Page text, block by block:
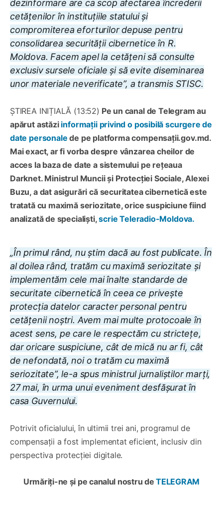
dezinformare are ca scop afectarea încrederii
cetățenilor în instituțiile statului și
compromiterea eforturilor depuse pentru
consolidarea securității cibernetice în R.
Moldova. Facem apel la cetățeni să consulte
exclusiv sursele oficiale și să evite diseminarea
unor materiale neverificate”, a transmis STISC.
ȘTIREA INIȚIALĂ (13:52) Pe un canal de Telegram au
apărut astăzi informații privind o posibilă scurgere de
date personale de pe platforma compensații.gov.md.
Mai exact, ar fi vorba despre vânzarea cheilor de
acces la baza de date a sistemului pe rețeaua
Darknet. Ministrul Muncii și Protecției Sociale, Alexei
Buzu, a dat asigurări că securitatea cibernetică este
tratată cu maximă seriozitate, orice suspiciune fiind
analizată de specialiști,scrie Teleradio-Moldova.
„În primul rând, nu știm dacă au fost publicate. În
al doilea rând, tratăm cu maximă seriozitate și
implementăm cele mai înalte standarde de
securitate cibernetică în ceea ce privește
protecția datelor caracter personal pentru
cetățenii noștri. Avem mai multe protocoale în
acest sens, pe care le respectăm cu strictețe,
dar oricare suspiciune, cât de mică nu ar fi, cât
de nefondată, noi o tratăm cu maximă
seriozitate”, le-a spus ministrul jurnaliștilor marți,
27 mai, în urma unui eveniment desfășurat în
casa Guvernului.
Potrivit oficialului, în ultimii trei ani, programul de
compensații a fost implementat eficient, inclusiv din
perspectiva protecției digitale.
Urmăriți-ne și pe canalul nostru deTELEGRAM